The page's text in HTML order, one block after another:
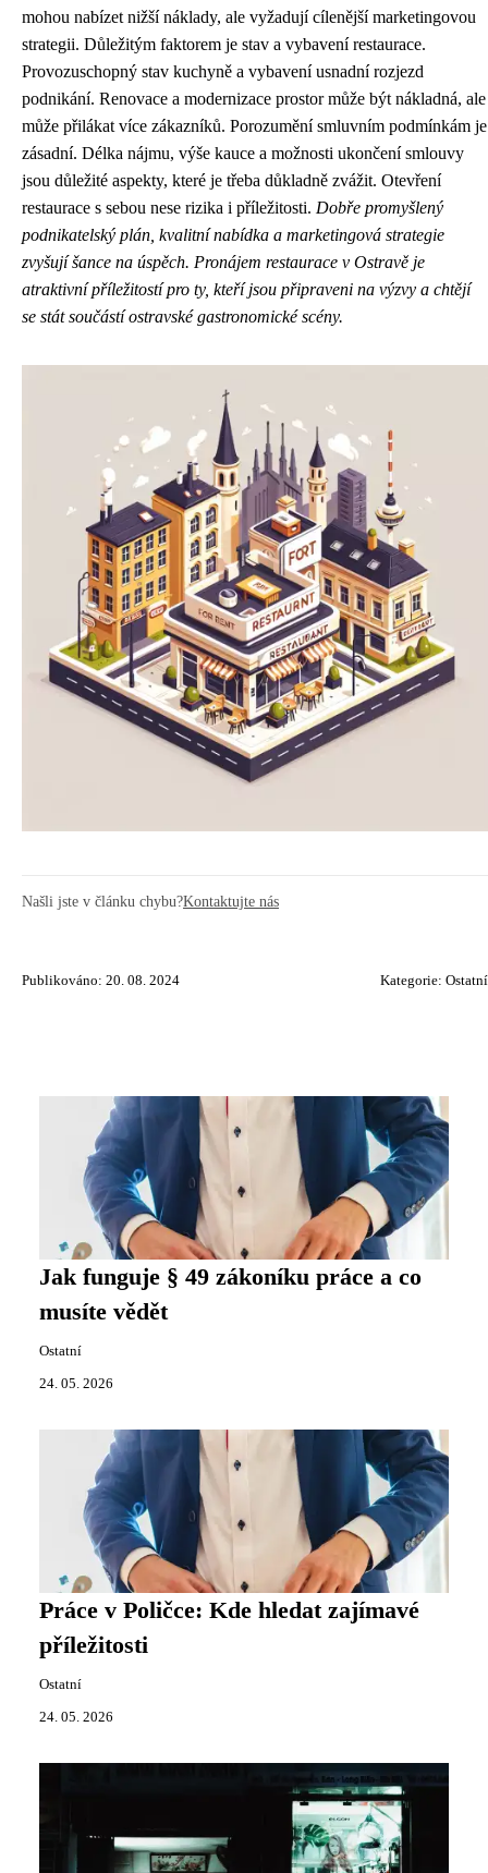
mohou nabízet nižší náklady, ale vyžadují cílenější marketingovou
strategii. Důležitým faktorem je stav a vybavení restaurace.
Provozuschopný stav kuchyně a vybavení usnadní rozjezd
podnikání. Renovace a modernizace prostor může být nákladná, ale
může přilákat více zákazníků. Porozumění smluvním podmínkám je
zásadní. Délka nájmu, výše kauce a možnosti ukončení smlouvy
jsou důležité aspekty, které je třeba důkladně zvážit. Otevření
restaurace s sebou nese rizika i příležitosti. Dobře promyšlený
podnikatelský plán, kvalitní nabídka a marketingová strategie
zvyšují šance na úspěch. Pronájem restaurace v Ostravě je
atraktivní příležitostí pro ty, kteří jsou připraveni na výzvy a chtějí
se stát součástí ostravské gastronomické scény.
Našli jste v článku chybu?Kontaktujte nás
Publikováno: 20. 08. 2024 Kategorie: Ostatní
Jak funguje § 49 zákoníku práce a co
musíte vědět
Ostatní
24. 05. 2026
Práce v Poličce: Kde hledat zajímavé
příležitosti
Ostatní
24. 05. 2026